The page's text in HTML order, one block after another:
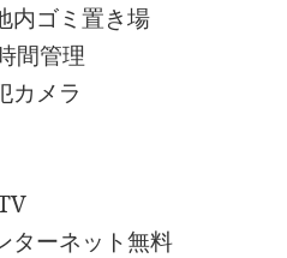
内ゴミ置き場
間管理
カメラ
ターネット無料